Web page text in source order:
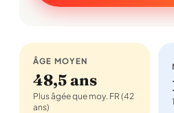
ÂGE MOYEN
48,5 ans
Plus âgée que moy. FR (42
ans)